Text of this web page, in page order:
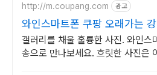
http://m.coupang.com 광고
와인스마트폰 쿠팡 오래가는
갤러리를 채울 훌륭한 사진. 와인스
송으로 만나보세요. 흐릿한 사진은